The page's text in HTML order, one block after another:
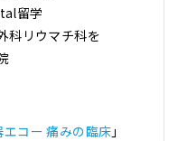
留学
科リウマチ科を
コー 痛みの臨床 」